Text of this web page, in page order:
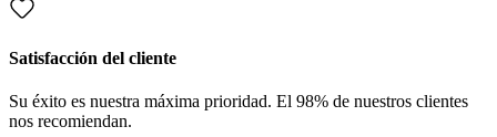
Satisfacción del cliente
Su éxito es nuestra máxima prioridad. El 98% de nuestros clientes
nos recomiendan.